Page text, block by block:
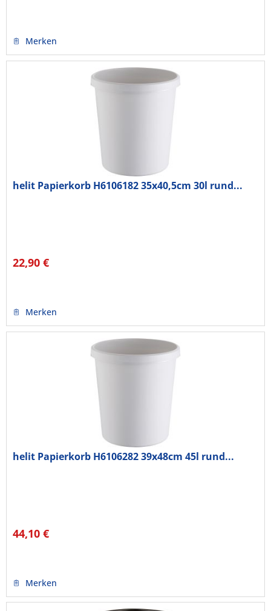
Merken
helit Papierkorb H6106182 35x40,5cm 30l rund...
22,90 €
Merken
helit Papierkorb H6106282 39x48cm 45l rund...
44,10 €
Merken